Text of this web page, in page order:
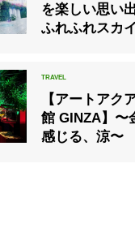
を楽しい思い
ふれふれスカイ
【アートアク
館 GINZA】〜
感じる、涼〜